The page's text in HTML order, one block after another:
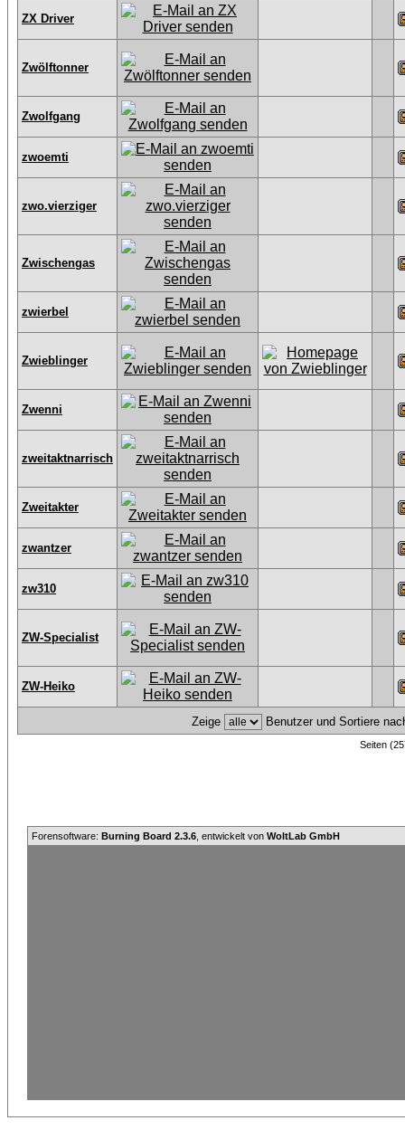
ZX Driver
Zwölftonner
Zwolfgang
zwoemti
zwo.vierziger
Zwischengas
zwierbel
Zwieblinger
Zwenni
zweitaktnarrisch
Zweitakter
zwantzer
zw310
ZW-Specialist
ZW-Heiko
Zeige Benutzer und Sortiere
Seiten
Forensoftware: Burning Board 2.3.6 , entwickelt von WoltLab GmbH